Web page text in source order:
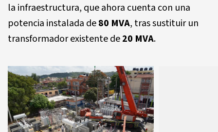
la infraestructura, que ahora cuenta con una
potencia instalada de80 MVA, tras sustituir un
transformador existente de20 MVA.